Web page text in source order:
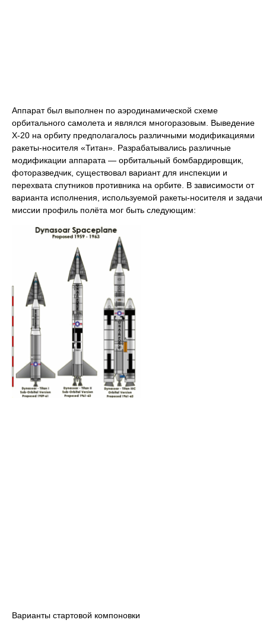
Аппарат был выполнен по аэродинамической схеме
орбитального самолета и являлся многоразовым. Выведение
Х-20 на орбиту предполагалось различными модификациями
ракеты-носителя «Титан». Разрабатывались различные
модификации аппарата — орбитальный бомбардировщик,
фоторазведчик, существовал вариант для инспекции и
перехвата спутников противника на орбите. В зависимости от
варианта исполнения, используемой ракеты-носителя и задачи
миссии профиль полёта мог быть следующим:
Варианты стартовой компоновки